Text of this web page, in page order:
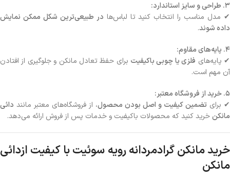
۳. طراحی و سایز استاندارد:
✔ مدل مناسب را انتخاب کنید تا لباس‌ها در طبیعی‌ترین شکل ممکن نمایش
داده شوند.
۴. پایه‌های مقاوم:
✔ پایه‌های فلزی یا چوبی باکیفیت برای حفظ تعادل مانکن و جلوگیری از افتادن
آن مهم است.
۵. خرید از فروشگاه معتبر:
✔ برای تضمین کیفیت و اصل بودن محصول، از فروشگاه‌های معتبر مانند دائی
مانکنخرید کنید که محصولات باکیفیت و خدمات پس از فروش ارائه می‌دهد.
خرید مانکن گرادمردانه رویه سوئیت با کیفیت ازدائی
مانکن